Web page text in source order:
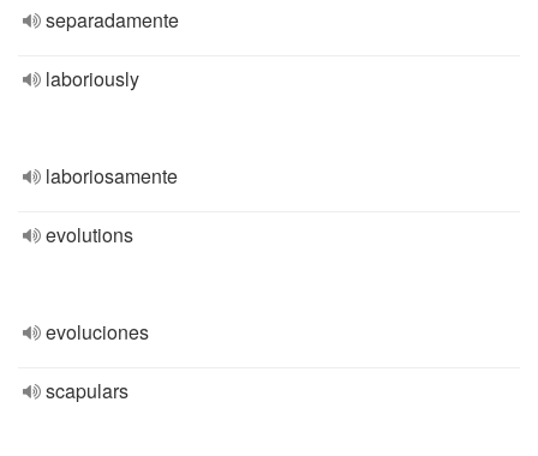
separadamente
laboriously
laboriosamente
evolutions
evoluciones
scapulars